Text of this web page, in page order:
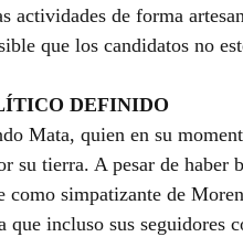
actividades de forma
que los candidatos no
DEFINIDO
Mata, quien en su
su tierra. A pesar de
simpatizante de
incluso sus seguidores